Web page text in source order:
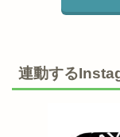
連動する